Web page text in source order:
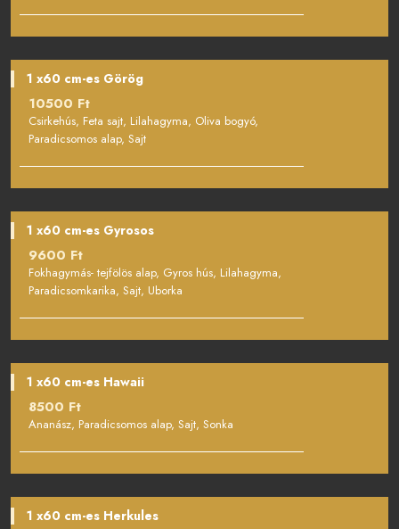
1 x60 cm-es Görög
10500 Ft
Csirkehús, Feta sajt, Lilahagyma, Oliva bogyó,
Paradicsomos alap, Sajt
1 x60 cm-es Gyrosos
9600 Ft
Fokhagymás- tejfölös alap, Gyros hús, Lilahagyma,
Paradicsomkarika, Sajt, Uborka
1 x60 cm-es Hawaii
8500 Ft
Ananász, Paradicsomos alap, Sajt, Sonka
1 x60 cm-es Herkules